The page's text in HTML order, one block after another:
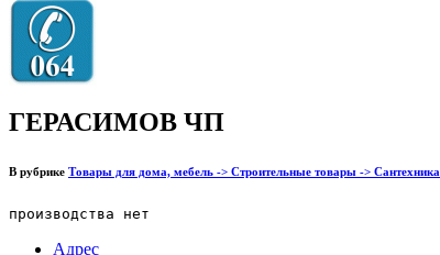
ГЕРАСИМОВ ЧП
В рубрике Товары для дома, мебель -> Строительные товары -> Сантехника
производства нет
Адрес